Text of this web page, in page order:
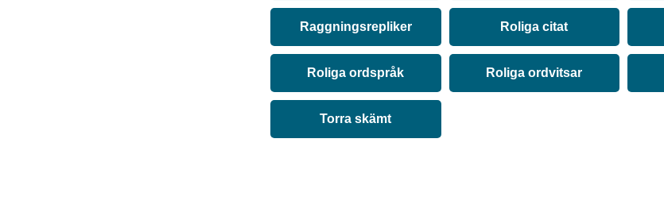
Raggningsrepliker Roliga citat
Roliga ordspråk Roliga ordvitsar
Torra skämt